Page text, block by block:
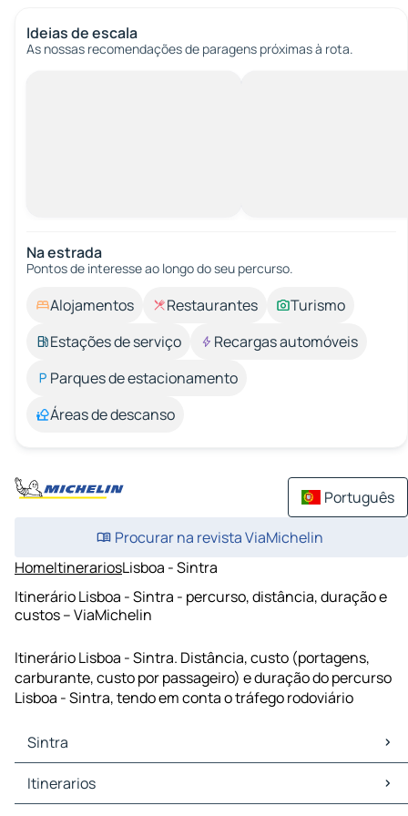
Ideias de escala
As nossas recomendações de paragens próximas à rota.
Na estrada
Pontos de interesse ao longo do seu percurso.
Alojamentos Restaurantes
Turismo
Estações de serviço
Recargas automóveis
Parques de estacionamento
Áreas de descanso
Português
Procurar na revista ViaMichelin
HomeItinerariosLisboa - Sintra
Itinerário Lisboa - Sintra - percurso, distância, duração e
custos – ViaMichelin
Itinerário Lisboa - Sintra. Distância, custo (portagens,
carburante, custo por passageiro) e duração do percurso
Lisboa - Sintra, tendo em conta o tráfego rodoviário
Sintra
Sintra Mapas Plantas
Sintra Trafego
Itinerarios